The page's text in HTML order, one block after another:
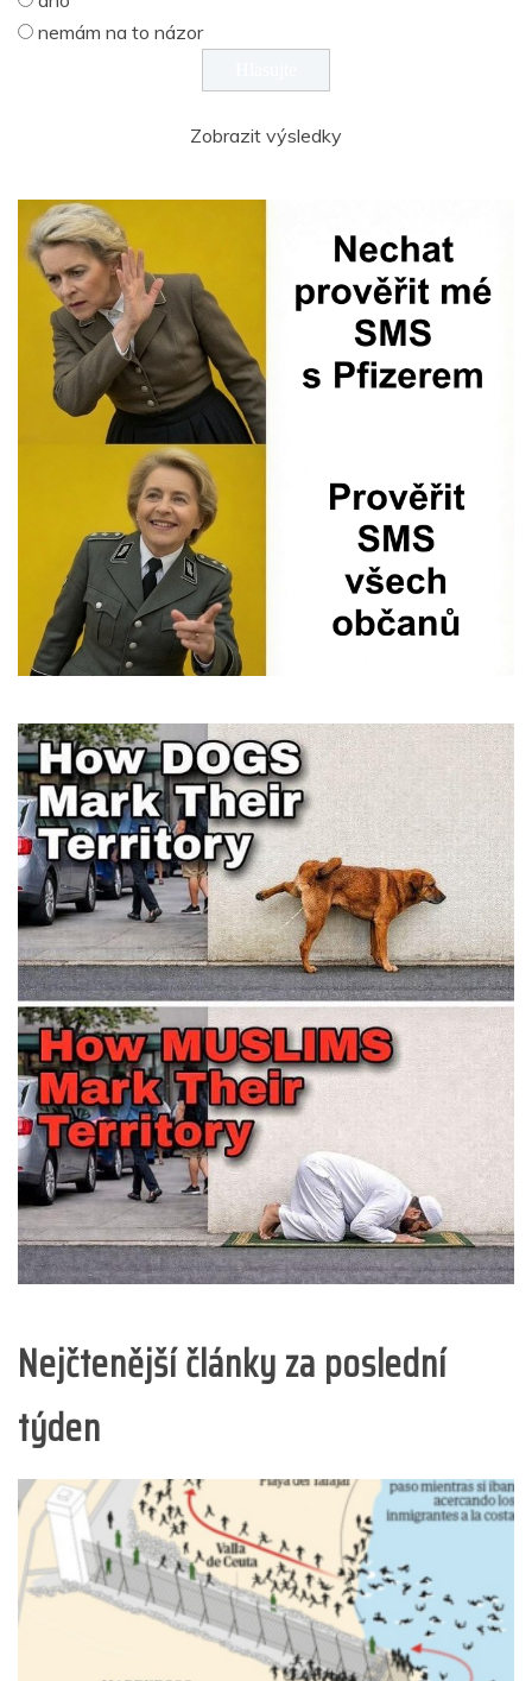
nemám na to názor
Zobrazit výsledky
Nejčtenější články za poslední
týden